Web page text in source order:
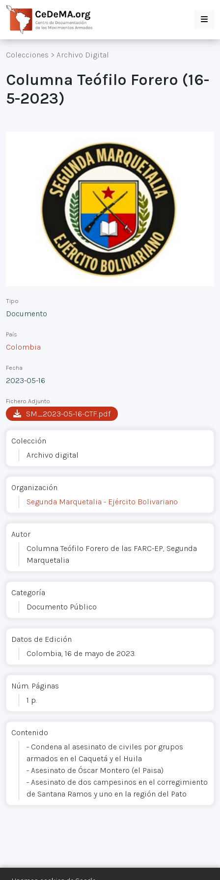
Colecciones > Archivo Digital
Columna Teófilo Forero (16-
5-2023)
Tipo
Documento
País
Colombia
Fecha
2023-05-16
Fichero Adjunto
SM_2023-05-16-CTF.pdf
Colección
Archivo digital
Organización
Segunda Marquetalia - Ejército Bolivariano
Autor
Columna Teófilo Forero de las FARC-EP, Segunda
Marquetalia
Categoría
Documento Público
Datos de Edición
Colombia, 16 de mayo de 2023.
Núm. Páginas
1 p.
Contenido
- Condena al asesinato de civiles por grupos
armados en el Caquetá y el Huila
- Asesinato de Óscar Montero (el Paisa)
- Asesinato de dos campesinos en el corregimiento
de Santana Ramos y uno en la región del Pato